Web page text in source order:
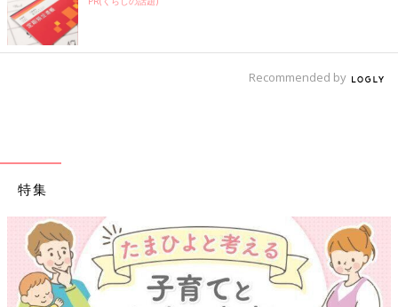
Recommended by
特集